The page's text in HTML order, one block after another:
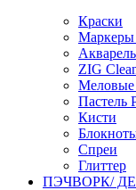
Краски
Маркеры
ZIG
Меловые
Пастель
Кисти
Спреи
Глиттер
ПЭЧВОРК/